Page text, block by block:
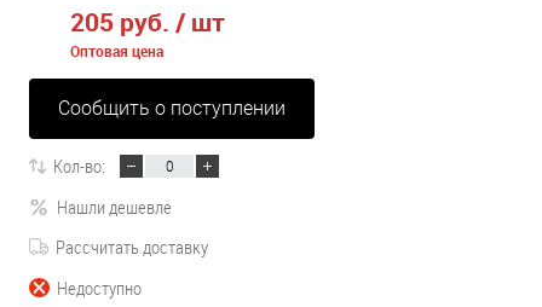
205 руб. / шт
Оптовая цена
Сообщить о поступлении
Кол-во:
Нашли дешевле
Рассчитать доставку
Недоступно